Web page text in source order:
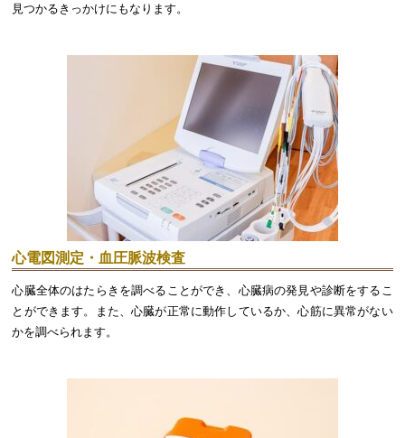
見つかるきっかけにもなります。
心電図測定・血圧脈波検査
心臓全体のはたらきを調べることができ、心臓病の発見や診断をするこ
とができます。また、心臓が正常に動作しているか、心筋に異常がない
かを調べられます。